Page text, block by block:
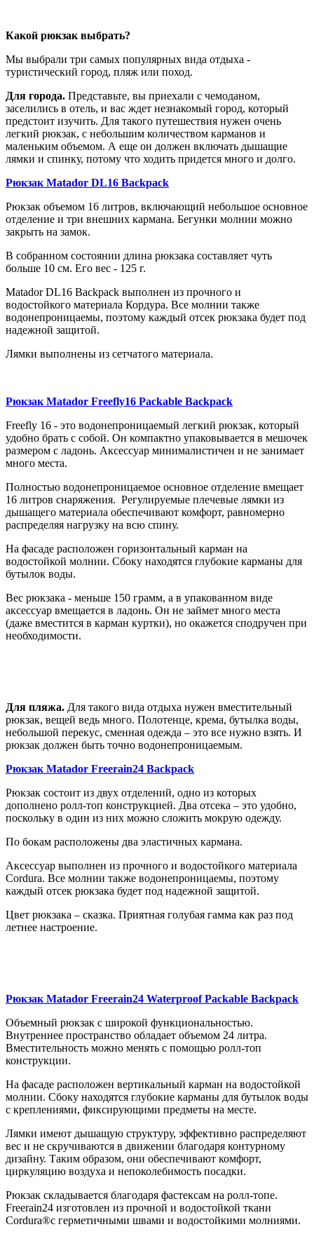
Какой рюкзак выбрать?
Мы выбрали три самых популярных вида отдыха -
туристический город, пляж или поход.
Для города. Представьте, вы приехали с чемоданом,
заселились в отель, и вас ждет незнакомый город, который
предстоит изучить. Для такого путешествия нужен очень
легкий рюкзак, с небольшим количеством карманов и
маленьким объемом. А еще он должен включать дышащие
лямки и спинку, потому что ходить придется много и долго.
Рюкзак Matador DL16 Backpack
Рюкзак объемом 16 литров, включающий небольшое основное
отделение и три внешних кармана. Бегунки молнии можно
закрыть на замок.
В собранном состоянии длина рюкзака составляет чуть
больше 10 см. Его вес - 125 г.
Matador DL16 Backpack выполнен из прочного и
водостойкого материала Кордура. Все молнии также
водонепроницаемы, поэтому каждый отсек рюкзака будет под
надежной защитой.
Лямки выполнены из сетчатого материала.
Рюкзак Matador Freefly16 Packable Backpack
Freefly 16 - это водонепроницаемый легкий рюкзак, который
удобно брать с собой. Он компактно упаковывается в мешочек
размером с ладонь. Аксессуар минималистичен и не занимает
много места.
Полностью водонепроницаемое основное отделение вмещает
16 литров снаряжения. Регулируемые плечевые лямки из
дышащего материала обеспечивают комфорт, равномерно
распределяя нагрузку на всю спину.
На фасаде расположен горизонтальный карман на
водостойкой молнии. Сбоку находятся глубокие карманы для
бутылок воды.
Вес рюкзака - меньше 150 грамм, а в упакованном виде
аксессуар вмещается в ладонь. Он не займет много места
(даже вместится в карман куртки), но окажется сподручен при
необходимости.
Для пляжа. Для такого вида отдыха нужен вместительный
рюкзак, вещей ведь много. Полотенце, крема, бутылка воды,
небольшой перекус, сменная одежда – это все нужно взять. И
рюкзак должен быть точно водонепроницаемым.
Рюкзак Matador Freerain24 Backpack
Рюкзак состоит из двух отделений, одно из которых
дополнено ролл-топ конструкцией. Два отсека – это удобно,
поскольку в один из них можно сложить мокрую одежду.
По бокам расположены два эластичных кармана.
Аксессуар выполнен из прочного и водостойкого материала
Cordurа. Все молнии также водонепроницаемы, поэтому
каждый отсек рюкзака будет под надежной защитой.
Цвет рюкзака – сказка. Приятная голубая гамма как раз под
летнее настроение.
Рюкзак Matador Freerain24 Waterproof Packable Backpack
Объемный рюкзак с широкой функциональностью.
Внутреннее пространство обладает объемом 24 литра.
Вместительность можно менять с помощью ролл-топ
конструкции.
На фасаде расположен вертикальный карман на водостойкой
молнии. Сбоку находятся глубокие карманы для бутылок воды
с креплениями, фиксирующими предметы на месте.
Лямки имеют дышащую структуру, эффективно распределяют
вес и не скручиваются в движении благодаря контурному
дизайну. Таким образом, они обеспечивают комфорт,
циркуляцию воздуха и непоколебимость посадки.
Рюкзак складывается благодаря фастексам на ролл-топе.
Freerain24 изготовлен из прочной и водостойкой ткани
Cordura®с герметичными швами и водостойкими молниями.